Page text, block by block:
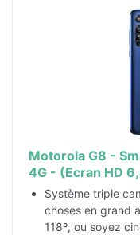
Motorola G8 -
4G - (Ecran HD
Système triple
choses en grand
118º, ou soyez